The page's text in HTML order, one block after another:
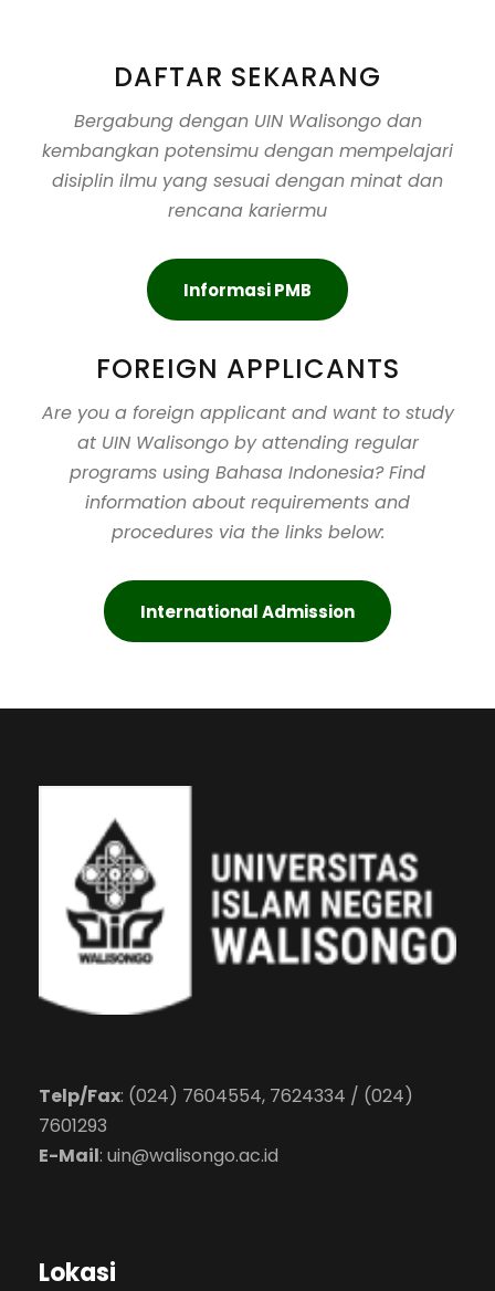
DAFTAR SEKARANG
Bergabung dengan UIN Walisongo dan
kembangkan potensimu dengan mempelajari
disiplin ilmu yang sesuai dengan minat dan
rencana kariermu
Informasi PMB
FOREIGN APPLICANTS
Are you a foreign applicant and want to study
at UIN Walisongo by attending regular
programs using Bahasa Indonesia? Find
information about requirements and
procedures via the links below:
International Admission
Telp/Fax: (024) 7604554, 7624334 / (024)
7601293
E-Mail: uin@walisongo.ac.id
Lokasi